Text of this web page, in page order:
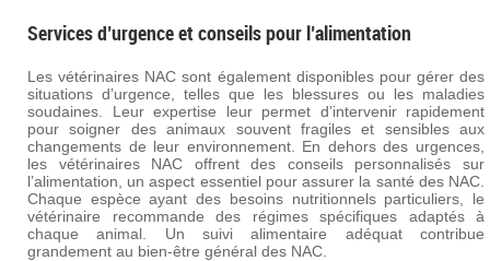
Services d’urgence et conseils pour l’alimentation
Les vétérinaires NAC sont également disponibles pour gérer des
situations d’urgence, telles que les blessures ou les maladies
soudaines. Leur expertise leur permet d’intervenir rapidement
pour soigner des animaux souvent fragiles et sensibles aux
changements de leur environnement. En dehors des urgences,
les vétérinaires NAC offrent des conseils personnalisés sur
l’alimentation, un aspect essentiel pour assurer la santé des NAC.
Chaque espèce ayant des besoins nutritionnels particuliers, le
vétérinaire recommande des régimes spécifiques adaptés à
chaque animal. Un suivi alimentaire adéquat contribue
grandement au bien-être général des NAC.